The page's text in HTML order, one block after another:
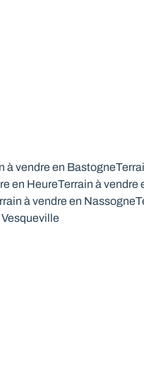
à vendre en Bastogne
en HeureTerrain à vendre
à vendre en Nassogne